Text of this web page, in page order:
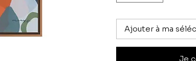
Ajouter à ma
Je